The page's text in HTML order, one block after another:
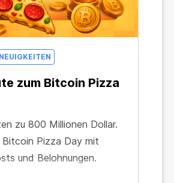
zum Bitcoin Pizza
zu 800 Millionen Dollar.
Bitcoin Pizza Day mit
und Belohnungen.